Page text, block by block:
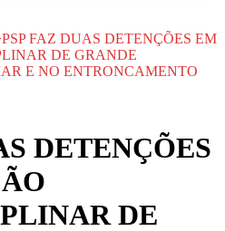
PSP FAZ DUAS DETENÇÕES EM
DE GRANDE
E NO ENTRONCAMENTO
DETENÇÕES
DE